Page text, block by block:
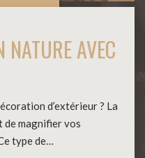
NATURE AVEC
d’extérieur ? La
de magnifier vos
type de…